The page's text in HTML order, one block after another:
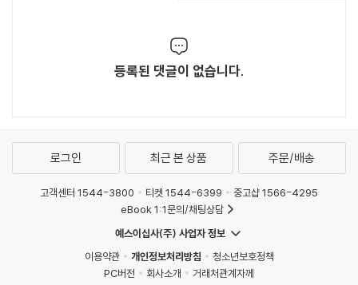
등록된 댓글이 없습니다.
로그인 최근 본 상품 주문/배송
고객센터 1544-3800 티켓 1544-6399
중고샵 1566-4295
eBook 1:1문의/채팅상담
예스이십사(주) 사업자 정보
이용약관
개인정보처리방침
청소년보호정책
PC버전
회사소개
거래처관계자께